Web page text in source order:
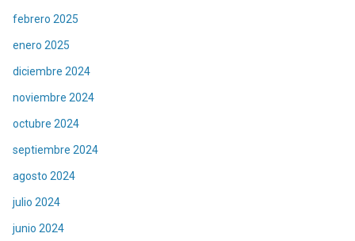
febrero 2025
enero 2025
diciembre 2024
noviembre 2024
octubre 2024
septiembre 2024
agosto 2024
julio 2024
junio 2024